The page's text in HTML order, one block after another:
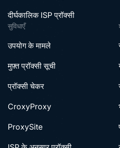
दीर्घकालिक ISP प्रॉक्सी
सुविधाएँ
उपयोग के मामले
मुफ़्त प्रॉक्सी सूची
प्रॉक्सी चेकर
CroxyProxy
ProxySite